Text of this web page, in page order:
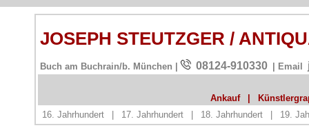
JOSEPH STEUTZGER /
Buch am Buchrain/b. München | 08124-910330 | Email
Ankauf
16. Jahrhundert
17. Jahrhundert 18. Jahrhundert 19.